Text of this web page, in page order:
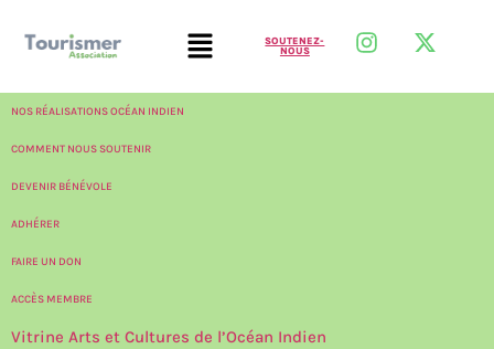
SOUTENEZ-
NOUS
NOS RÉALISATIONS OCÉAN INDIEN
COMMENT NOUS SOUTENIR
DEVENIR BÉNÉVOLE
ADHÉRER
FAIRE UN DON
ACCÈS MEMBRE
Vitrine Arts et Cultures de l’Océan Indien